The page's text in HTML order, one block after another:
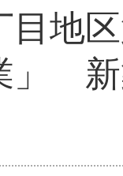
目地
」